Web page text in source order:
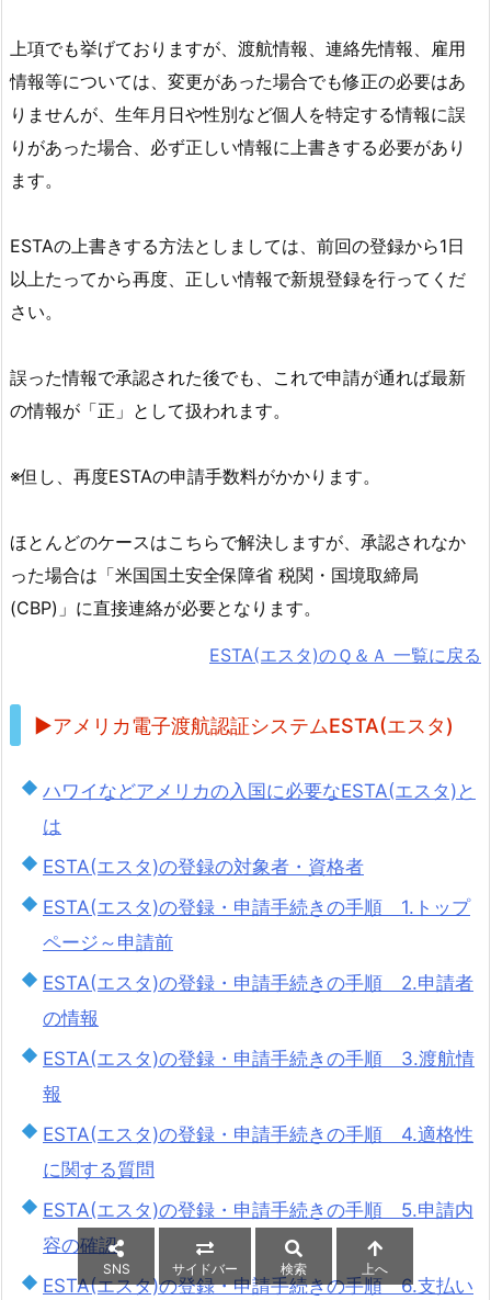
上項でも挙げておりますが、渡航情報、連絡先情報、雇用
情報等については、変更があった場合でも修正の必要はあ
りませんが、生年月日や性別など個人を特定する情報に誤
りがあった場合、必ず正しい情報に上書きする必要があり
ます。
ESTAの上書きする方法としましては、前回の登録から1日
以上たってから再度、正しい情報で新規登録を行ってくだ
さい。
誤った情報で承認された後でも、これで申請が通れば最新
の情報が「正」として扱われます。
※但し、再度ESTAの申請手数料がかかります。
ほとんどのケースはこちらで解決しますが、承認されなか
った場合は「米国国土安全保障省 税関・国境取締局
(CBP)」に直接連絡が必要となります。
ESTA(エスタ)のＱ＆Ａ 一覧に戻る
▶アメリカ電子渡航認証システムESTA(エスタ)
ハワイなどアメリカの入国に必要なESTA(エスタ)と
は
ESTA(エスタ)の登録の対象者・資格者
ESTA(エスタ)の登録・申請手続きの手順 1.トップ
ページ～申請前
ESTA(エスタ)の登録・申請手続きの手順 2.申請者
の情報
ESTA(エスタ)の登録・申請手続きの手順 3.渡航情
報
ESTA(エスタ)の登録・申請手続きの手順 4.適格性
に関する質問
ESTA(エスタ)の登録・申請手続きの手順 5.申請内
容の確認
ESTA(エスタ)の登録・申請手続きの手順 6.支払い
SNS サイドバー 検索 上へ